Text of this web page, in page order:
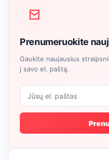
Prenumeruokite
Gaukite naujausius
į savo el. paštą.